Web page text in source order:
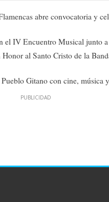
abre convocatoria y
el IV Encuentro Musical junto
al Santo Cristo de la
Gitano con cine, música